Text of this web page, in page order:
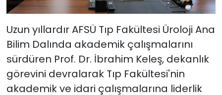
Uzun yıllardır AFSÜ Tıp Fakültesi Üroloji Ana
Bilim Dalında akademik çalışmalarını
sürdüren Prof. Dr. İbrahim Keleş, dekanlık
görevini devralarak Tıp Fakültesi'nin
akademik ve idari çalışmalarına liderlik